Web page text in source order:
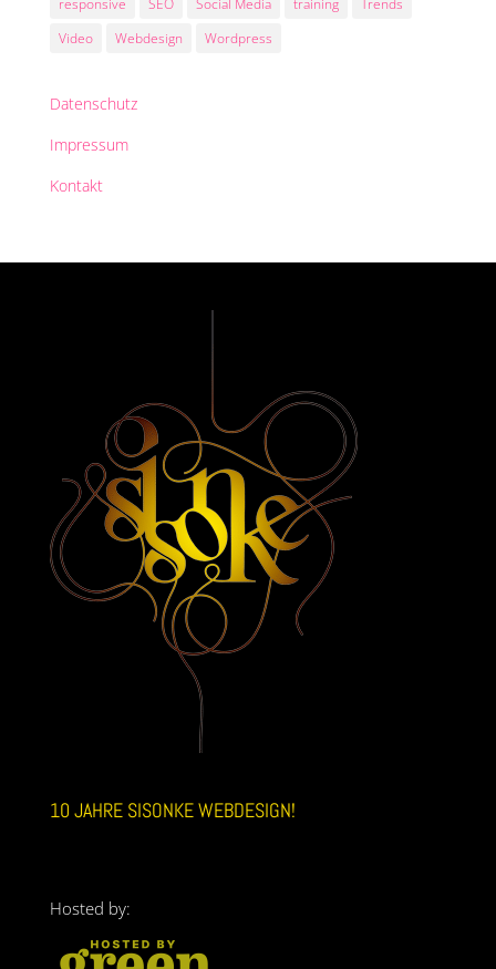
responsive SEO Social Media training
Trends
Video
Webdesign Wordpress
Datenschutz
Impressum
Kontakt
10 JAHRE SISONKE WEBDESIGN!
Hosted by: